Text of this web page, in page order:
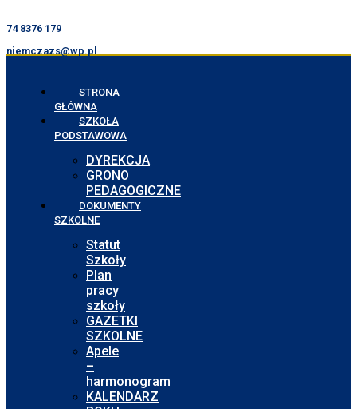
74 8376 179
niemczazs@wp.pl
STRONA
GŁÓWNA
SZKOŁA
PODSTAWOWA
DYREKCJA
GRONO
PEDAGOGICZNE
DOKUMENTY
SZKOLNE
Statut
Szkoły
Plan
pracy
szkoły
GAZETKI
SZKOLNE
Apele
–
harmonogram
KALENDARZ